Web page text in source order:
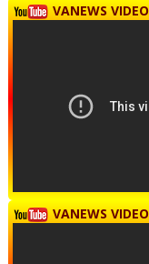
VANEWS
VANEWS